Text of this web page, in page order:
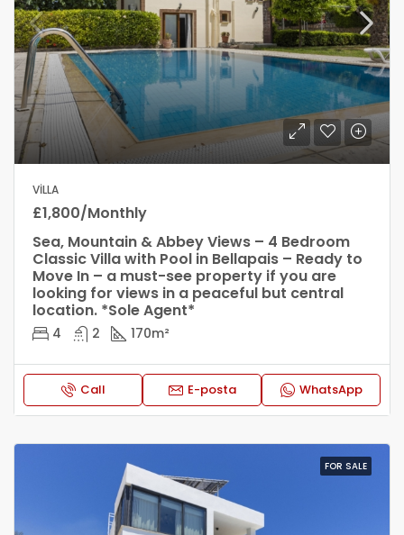
VILLA
£1,800/Monthly
Sea, Mountain & Abbey Views – 4 Bedroom
Classic Villa with Pool in Bellapais – Ready to
Move In – a must-see property if you are
looking for views in a peaceful but central
location. *Sole Agent*
4 2 170m²
Call E-posta WhatsApp
FOR SALE